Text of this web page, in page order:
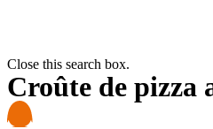
Close this search box.
Croûte de pizza